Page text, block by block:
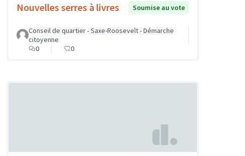
Nouvelles serres à livres Soumise au vote
Conseil de quartier - Saxe-Roosevelt - Démarche
citoyenne
0
0